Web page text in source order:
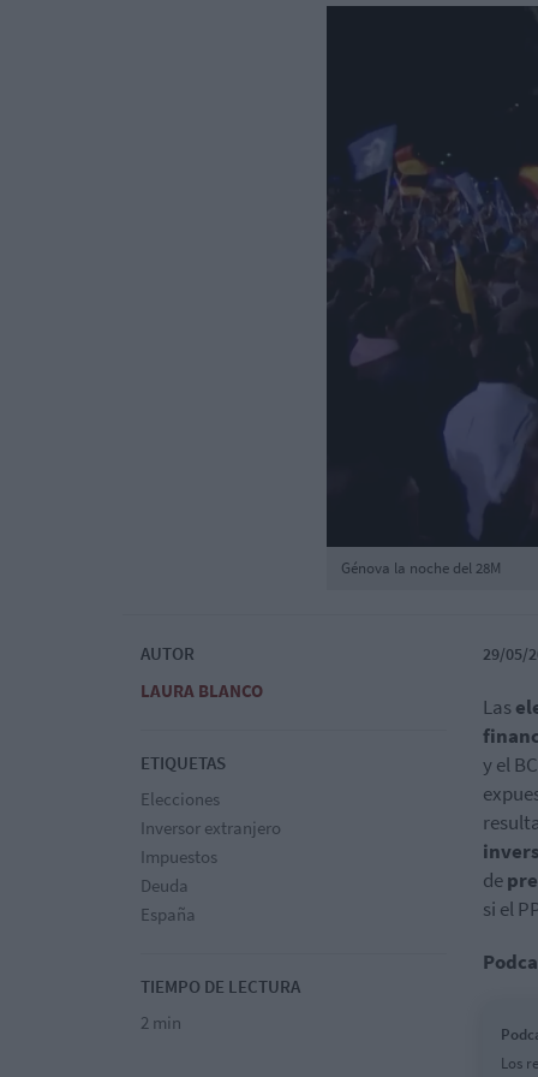
Génova la noche del 28M
AUTOR
LAURA BLANCO
ETIQUETAS
Elecciones
Inversor extranjero
Impuestos
Deuda
España
TIEMPO DE LECTURA
2 min
29/05/
Las
y el
de
si el
Los